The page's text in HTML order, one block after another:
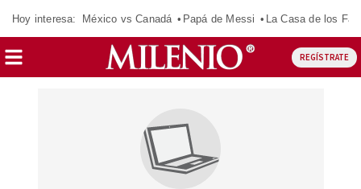
Hoy interesa: México vs Canadá Papá de Messi La Casa de los
REGÍSTRATE